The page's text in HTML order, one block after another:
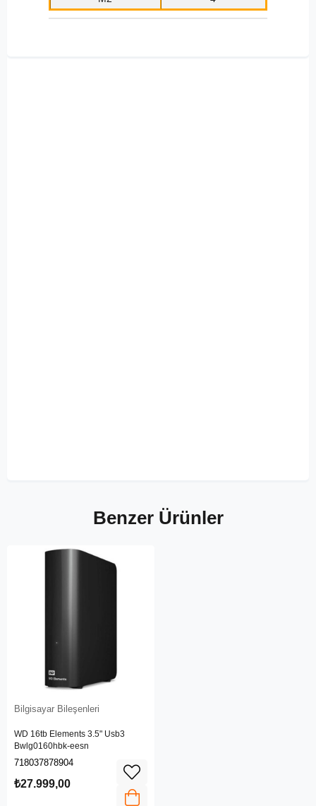
Benzer Ürünler
Bilgisayar Bileşenleri
WD 16tb Elements 3.5" Usb3
Bwlg0160hbk-eesn
718037878904
₺27.999,00